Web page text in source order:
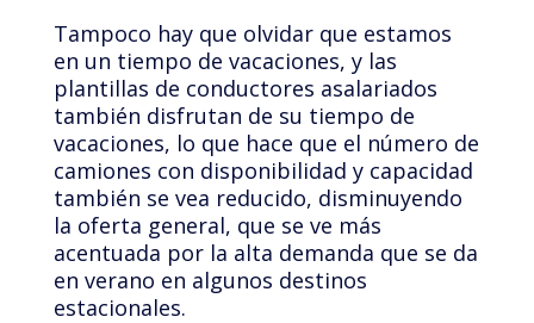
Tampoco hay que olvidar que estamos
en un tiempo de vacaciones, y las
plantillas de conductores asalariados
también disfrutan de su tiempo de
vacaciones, lo que hace que el número de
camiones con disponibilidad y capacidad
también se vea reducido, disminuyendo
la oferta general, que se ve más
acentuada por la alta demanda que se da
en verano en algunos destinos
estacionales.